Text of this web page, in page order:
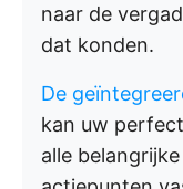
naar de
dat konden.
De
kan uw
alle